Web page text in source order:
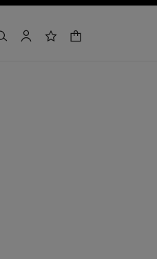
recherchermon compteliste de souhaits
panier